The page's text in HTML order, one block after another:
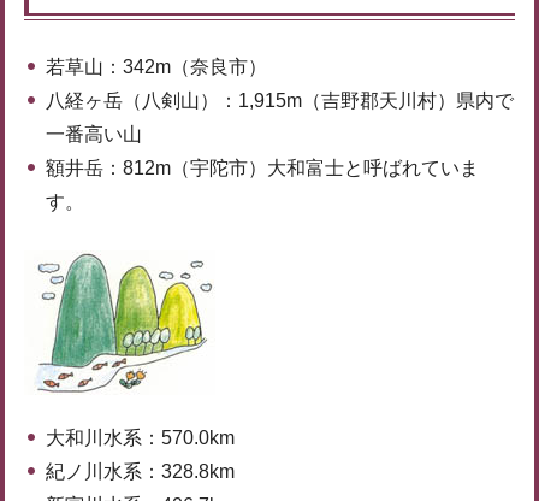
若草山：342m（奈良市）
八経ヶ岳（八剣山）：1,915m（吉野郡天川村）県内で
一番高い山
額井岳：812m（宇陀市）大和富士と呼ばれていま
す。
大和川水系：570.0km
紀ノ川水系：328.8km